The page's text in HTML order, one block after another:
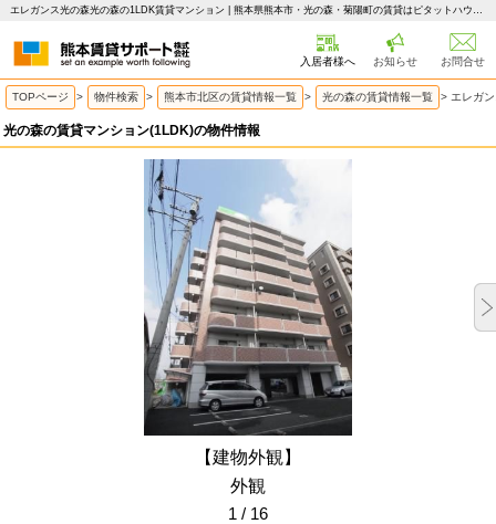
エレガンス光の森光の森の1LDK賃貸マンション | 熊本県熊本市・光の森・菊陽町の賃貸はピタットハウス 熊本賃貸サポート
入居者様へ お知らせ お問合せ
TOPページ > 物件検索 > 熊本市北区の賃貸情報一覧 > 光の森の賃貸情報一覧 > エレガ
光の森の賃貸マンション(1LDK)の物件情報
【建物外観】
外観
1 / 16